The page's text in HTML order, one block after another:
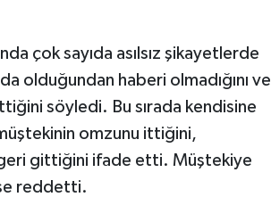
çok sayıda asılsız şikayetlerde
olduğundan haberi olmadığını ve
söyledi. Bu sırada kendisine
omzunu ittiğini,
gittiğini ifade etti. Müştekiye
reddetti.